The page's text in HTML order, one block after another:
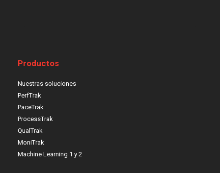
Productos
Nuestras soluciones
PerfTrak
PaceTrak
ProcessTrak
QualTrak
MoniTrak
Machine Learning 1 y 2